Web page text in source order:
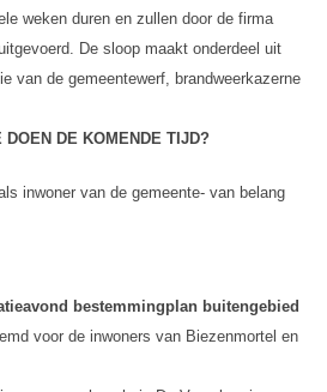
weken duren en zullen door de firma
De sloop maakt onderdeel uit
van de gemeentewerf, brandweerkazerne
DE KOMENDE TIJD?
inwoner van de gemeente- van belang
bestemmingplan buitengebied
voor de inwoners van Biezenmortel en